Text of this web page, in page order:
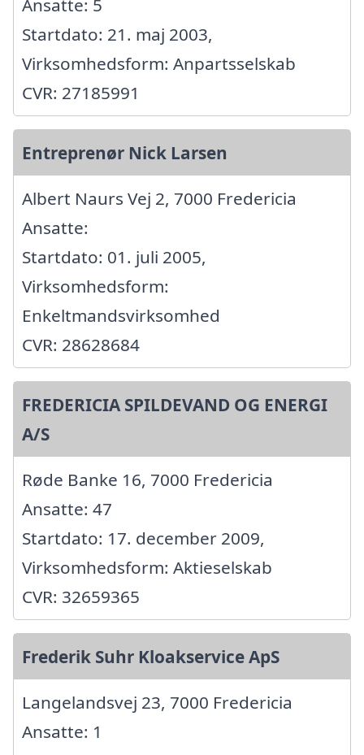
Startdato: 21. maj 2003,
Virksomhedsform: Anpartsselskab
CVR: 27185991
Entreprenør Nick Larsen
Albert Naurs Vej 2, 7000 Fredericia
Ansatte:
Startdato: 01. juli 2005,
Virksomhedsform:
Enkeltmandsvirksomhed
CVR: 28628684
FREDERICIA SPILDEVAND OG ENERGI
A/S
Røde Banke 16, 7000 Fredericia
Ansatte: 47
Startdato: 17. december 2009,
Virksomhedsform: Aktieselskab
CVR: 32659365
Frederik Suhr Kloakservice ApS
Langelandsvej 23, 7000 Fredericia
Ansatte: 1